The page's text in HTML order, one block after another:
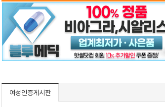
여성인증게시판